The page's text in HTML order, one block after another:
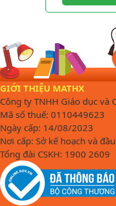
GIỚI THIỆU MATHX
Công ty TNHH Giáo dục và
Mã số thuế: 0110449623
Ngày cấp: 14/08/2023
Nơi cấp: Sở kế hoạch và
Tổng đài CSKH: 1900 2609